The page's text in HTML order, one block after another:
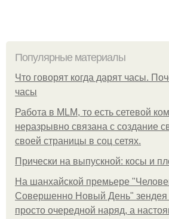
Популярные материалы
Что говорят когда дарят часы.
часы
Работа в MLM, то есть сетевой
неразрывно связана с создание
своей страницы в соц сетях.
Прически на выпускной: косы и
На шанхайской премьере
Совершенно Новый День" зендея
просто очередной наряд, а